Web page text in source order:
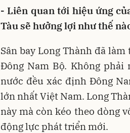
- Liên quan tới hiệu ứng
Tàu sẽ hưởng lợi như thế
Sân bay Long Thành đã
Đông Nam Bộ. Không phải
nước đều xác định Đông
lớn nhất Việt Nam. Long
này mà còn kéo theo dòng
động lực phát triển mới.